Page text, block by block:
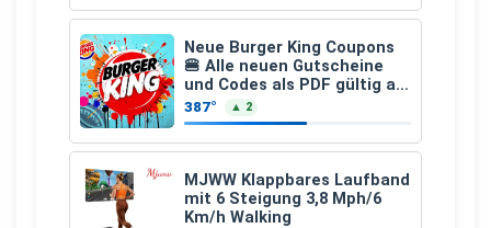
Neue Burger King Coupons
🍔 Alle neuen Gutscheine
und Codes als PDF gültig ab
25.07.2026 bis 04.09.2026
387° ▲ 2
MJWW Klappbares Laufband
mit 6 Steigung 3,8 Mph/6
Km/h Walking